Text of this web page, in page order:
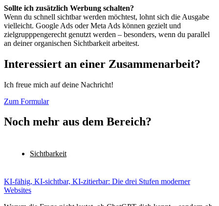
Sollte ich zusätzlich Werbung schalten?
Wenn du schnell sichtbar werden möchtest, lohnt sich die Ausgabe
vielleicht. Google Ads oder Meta Ads können gezielt und
zielgrupppengerecht genutzt werden – besonders, wenn du parallel
an deiner organischen Sichtbarkeit arbeitest.
Interessiert an einer Zusammenarbeit?
Ich freue mich auf deine Nachricht!
Zum Formular
Noch mehr aus dem Bereich?
Sichtbarkeit
KI-fähig, KI-sichtbar, KI-zitierbar: Die drei Stufen moderner
Websites